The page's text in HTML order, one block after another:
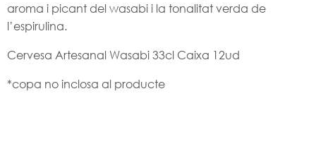
aroma i picant del wasabi i la tonalitat verda de
l’espirulina.
Cervesa Artesanal Wasabi 33cl Caixa 12ud
*copa no inclosa al producte